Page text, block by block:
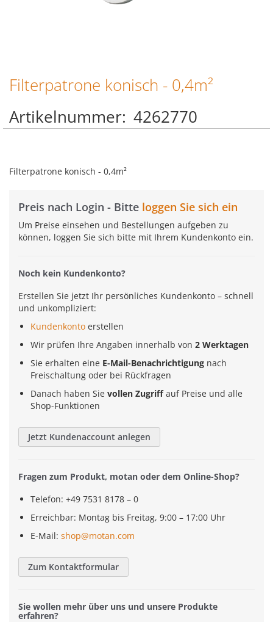
Zum
Anfang
Bildgalerie
springen
Filterpatrone konisch - 0,4m²
Artikelnummer 4262770
Filterpatrone konisch - 0,4m²
Preis nach Login - Bitte loggen Sie sich ein
Um Preise einsehen und Bestellungen aufgeben zu
können, loggen Sie sich bitte mit Ihrem Kundenkonto ein.
Noch kein Kundenkonto?
Erstellen Sie jetzt Ihr persönliches Kundenkonto – schnell
und unkompliziert:
Kundenkonto erstellen
Wir prüfen Ihre Angaben innerhalb von 2 Werktagen
Sie erhalten eine E-Mail-Benachrichtigung nach
Freischaltung oder bei Rückfragen
Danach haben Sie vollen Zugriffauf Preise und alle
Shop-Funktionen
Jetzt Kundenaccount anlegen
Fragen zum Produkt, motan oder dem Online-Shop?
Telefon: +49 7531 8178 – 0
Erreichbar: Montag bis Freitag, 9:00 – 17:00 Uhr
E-Mail: shop@motan.com
Zum Kontaktformular
Sie wollen mehr über uns und unsere Produkte
erfahren?